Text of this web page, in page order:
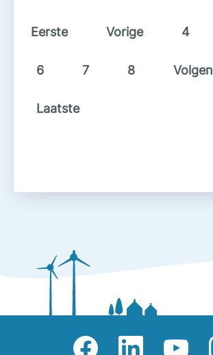
Eerste Vorige 4
6 7 8
Laatste